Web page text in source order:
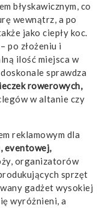
błyskawicznym, co
wewnątrz, a po
jako ciepły koc.
po złożeniu i
ilość miejsca w
sprawdza
rowerowych,
w altanie czy
reklamowym dla
eventowej,
organizatorów
sprzęt
gadżet wysokiej
wyróżnieni, a